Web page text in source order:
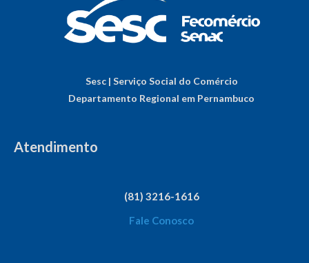
Sesc | Serviço Social do Comércio
Departamento Regional em Pernambuco
Atendimento
(81) 3216-1616
Fale Conosco